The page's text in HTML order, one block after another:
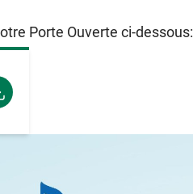
Porte Ouverte ci-dessous: